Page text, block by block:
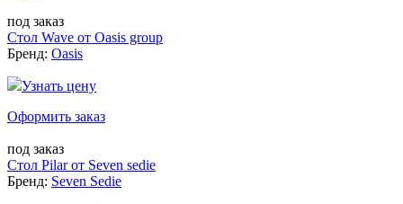
под заказ
Стол Wave от Oasis group
Бренд: Oasis
Узнать цену
Оформить заказ
под заказ
Стол Pilar от Seven sedie
Бренд: Seven Sedie